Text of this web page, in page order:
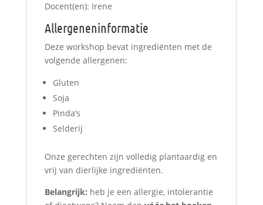
Docent(en): Irene
Allergeneninformatie
Deze workshop bevat ingrediënten met de
volgende allergenen:
Gluten
Soja
Pinda’s
Selderij
Onze gerechten zijn volledig plantaardig en
vrij van dierlijke ingrediënten.
Belangrijk: heb je een allergie, intolerantie